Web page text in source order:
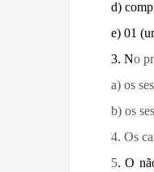
d)
e) 01
3. No
a) os
b) os
4. Os
5. O